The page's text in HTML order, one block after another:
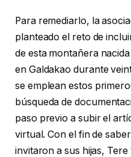
Para remediarlo, la
planteado el reto de
de esta montañera
en Galdakao durante
se emplean estos
búsqueda de
paso previo a subir el
virtual. Con el fin de
invitaron a sus hijas,